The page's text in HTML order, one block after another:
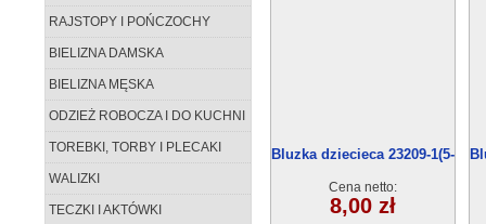
RAJSTOPY I POŃCZOCHY
BIELIZNA DAMSKA
BIELIZNA MĘSKA
ODZIEŻ ROBOCZA I DO KUCHNI
TOREBKI, TORBY I PLECAKI
WALIZKI
TECZKI I AKTÓWKI
Bluzka dziecieca 23209-1(5-
Cena netto:
8,00 zł